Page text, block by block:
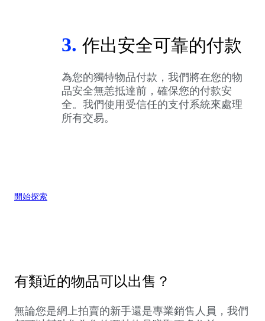
3. 作出安全可靠的付款
為您的獨特物品付款，我們將在您的物
品安全無恙抵達前，確保您的付款安
全。我們使用受信任的支付系統來處理
所有交易。
開始探索
有類近的物品可以出售？
無論您是網上拍賣的新手還是專業銷售人員，我們